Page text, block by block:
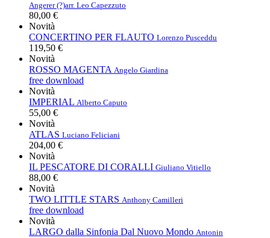
Angerer (?)arr. Leo Capezzuto
80,00 €
Novità
CONCERTINO PER FLAUTO Lorenzo Pusceddu
119,50 €
Novità
ROSSO MAGENTA Angelo Giardina
free download
Novità
IMPERIAL Alberto Caputo
55,00 €
Novità
ATLAS Luciano Feliciani
204,00 €
Novità
IL PESCATORE DI CORALLI Giuliano Vitiello
88,00 €
Novità
TWO LITTLE STARS Anthony Camilleri
free download
Novità
LARGO dalla Sinfonia Dal Nuovo Mondo Antonin